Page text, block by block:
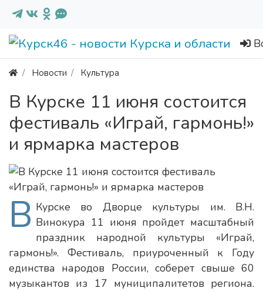
Новости Культура
В Курске 11 июня состоится
фестиваль «Играй, гармонь!»
и ярмарка мастеров
В Курске во Дворце культуры им. В.Н.
Винокура 11 июня пройдет масштабный
праздник народной культуры «Играй,
гармонь!». Фестиваль, приуроченный к Году
единства народов России, соберет свыше 60
музыкантов из 17 муниципалитетов региона.